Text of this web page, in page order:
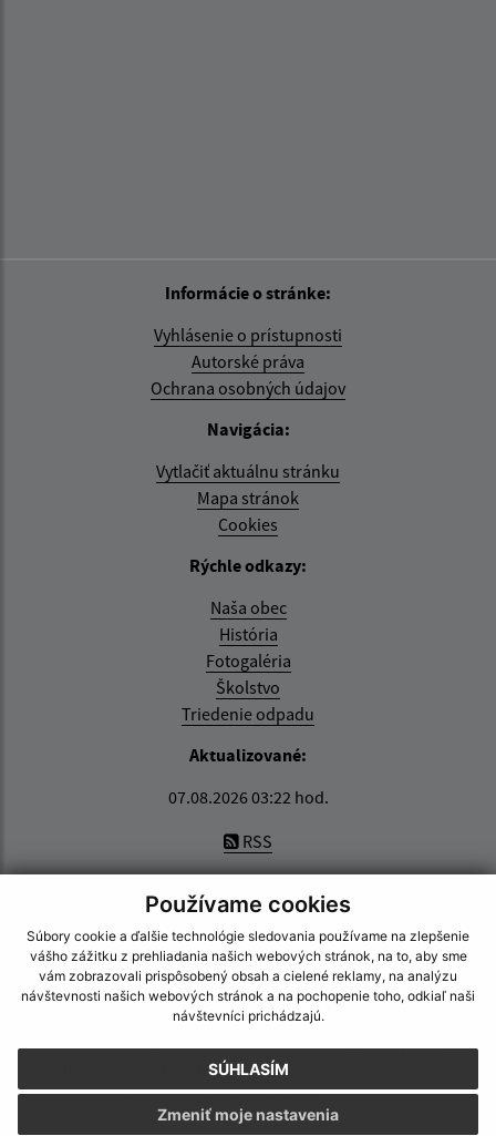
Používame cookies
Súbory cookie a ďalšie technológie sledovania používame na zlepšenie
vášho zážitku z prehliadania našich webových stránok, na to, aby sme
vám zobrazovali prispôsobený obsah a cielené reklamy, na analýzu
návštevnosti našich webových stránok a na pochopenie toho, odkiaľ naši
návštevníci prichádzajú.
SÚHLASÍM
Zmeniť moje nastavenia
Informácie o stránke:
Vyhlásenie o prístupnosti
Autorské práva
Ochrana osobných údajov
Navigácia:
Vytlačiť aktuálnu stránku
Mapa stránok
Cookies
Rýchle odkazy:
Naša obec
História
Fotogaléria
Školstvo
Triedenie odpadu
Aktualizované:
07.08.2026 03:22 hod.
RSS
Správca obsahu:
Vytvorené v súlade sJednotným dizajn manuálom
elektronických služieb.
CMS systém (redakčný) systém ECHELON 2
web portál
webex.digital, s.r.o.
domény
spoločnosť webex.digital, s.r.o.